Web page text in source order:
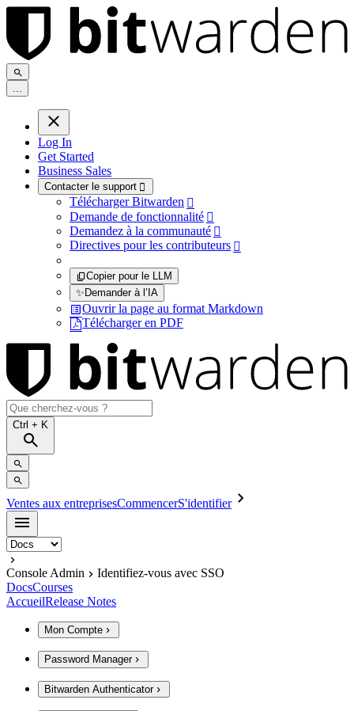
...
Log In
Get Started
Business Sales
Contacter le support 
Télécharger Bitwarden 
Demande de fonctionnalité 
Demandez à la communauté 
Directives pour les contributeurs 
Copier pour le LLM
✨Demander à l’IA
Ouvrir la page au format Markdown
Télécharger en PDF
Ctrl + K
Ventes aux entreprisesCommencerS'identifier
Console Admin
Identifiez-vous avec SSO
DocsCourses
AccueilRelease Notes
Mon Compte
Password Manager
Bitwarden Authenticator